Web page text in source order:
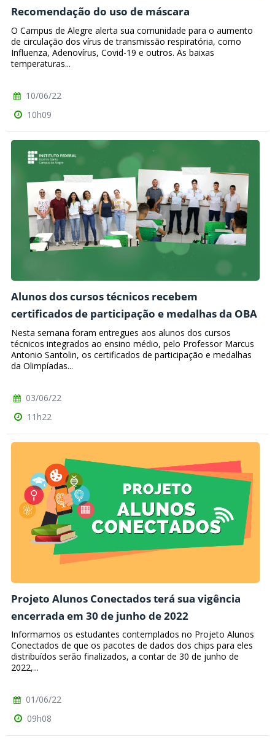
Recomendação do uso de máscara
O Campus de Alegre alerta sua comunidade para o aumento
de circulação dos vírus de transmissão respiratória, como
Influenza, Adenovírus, Covid-19 e outros. As baixas
temperaturas...
10/06/22
10h09
Alunos dos cursos técnicos recebem
certificados de participação e medalhas da OBA
Nesta semana foram entregues aos alunos dos cursos
técnicos integrados ao ensino médio, pelo Professor Marcus
Antonio Santolin, os certificados de participação e medalhas
da Olimpíadas...
03/06/22
11h22
Projeto Alunos Conectados terá sua vigência
encerrada em 30 de junho de 2022
Informamos os estudantes contemplados no Projeto Alunos
Conectados de que os pacotes de dados dos chips para eles
distribuídos serão finalizados, a contar de 30 de junho de
2022,...
01/06/22
09h08